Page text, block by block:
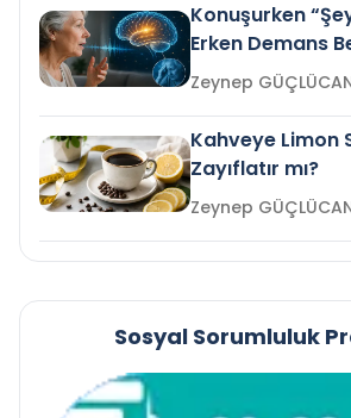
Konuşurken
Erken Demans
mi?
Zeynep
Kahveye Limon
Zayıflatır mı?
Zeynep
Sosyal Sorumluluk